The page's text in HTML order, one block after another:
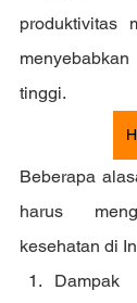
produktivitas
tinggi.
Beberapa
harus
kesehatan di